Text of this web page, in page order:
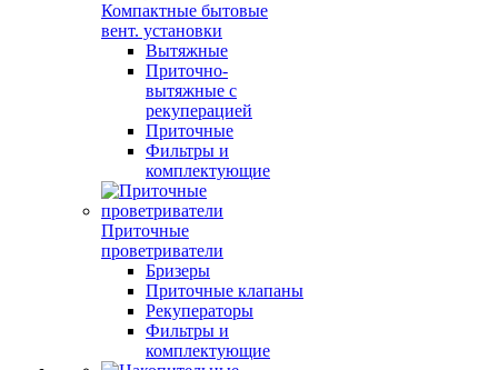
Компактные бытовые
вент. установки
Вытяжные
Приточно-
вытяжные с
рекуперацией
Приточные
Фильтры и
комплектующие
Приточные
проветриватели
Бризеры
Приточные клапаны
Рекуператоры
Фильтры и
комплектующие